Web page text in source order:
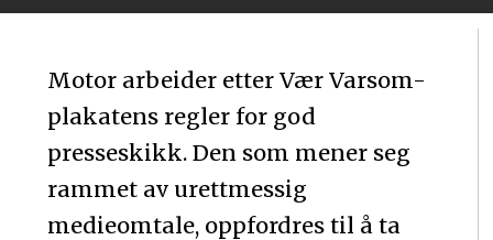
Motor arbeider etter Vær Varsom-
plakatens regler for god
presseskikk. Den som mener seg
rammet av urettmessig
medieomtale, oppfordres til å ta